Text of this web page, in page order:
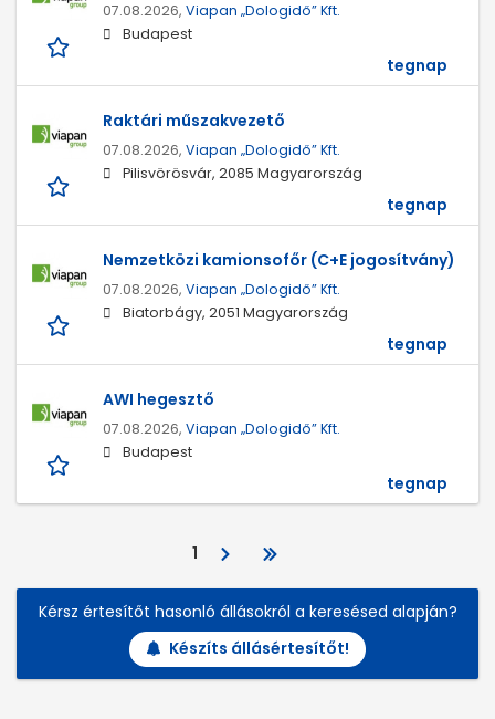
07.08.2026, Viapan „Dologidő” Kft.
Budapest
tegnap
Raktári műszakvezető
07.08.2026, Viapan „Dologidő” Kft.
Pilisvörösvár, 2085 Magyarország
tegnap
Nemzetközi kamionsofőr (C+E jogosítvány)
07.08.2026, Viapan „Dologidő” Kft.
Biatorbágy, 2051 Magyarország
tegnap
AWI hegesztő
07.08.2026, Viapan „Dologidő” Kft.
Budapest
tegnap
1
Kérsz értesítőt hasonló állásokról a keresésed alapján?
Készíts állásértesítőt!